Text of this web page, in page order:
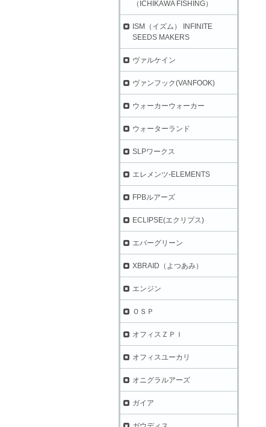
（ICHIKAWA FISHING）
ISM（イズム） INFINITE
SEEDS MAKERS
ヴァルケイン
ヴァンフック(VANFOOK)
ウォーカーウォーカー
ウォーターランド
SLPワークス
エレメンツ-ELEMENTS
FPBルアーズ
ECLIPSE(エクリプス)
エバーグリーン
XBRAID（よつあみ）
エンジン
ＯＳＰ
オフィスＺＰＩ
オフィスユーカリ
オニグラルアーズ
ガイア